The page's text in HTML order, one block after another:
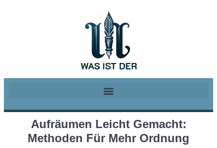
Aufräumen Leicht Gemacht:
Methoden Für Mehr Ordnung